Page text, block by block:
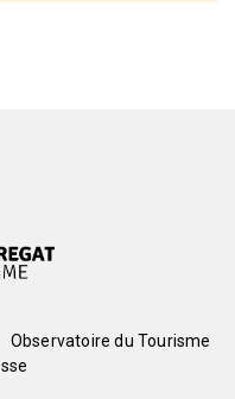
Observatoire du Tourisme